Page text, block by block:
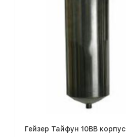
Гейзер Тайфун 10BB корпус